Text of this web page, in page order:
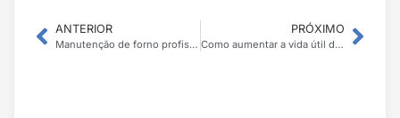
ANTERIOR
Manutenção de forno profissional: quem devo chamar?
PRÓXIMO
Como aumentar a vida útil do seu forno profissional?